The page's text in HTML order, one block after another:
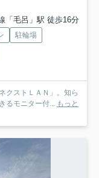
「毛呂」駅 徒歩16分
駐輪場
クストＬＡＮ」。知ら
るモニター付... もっと